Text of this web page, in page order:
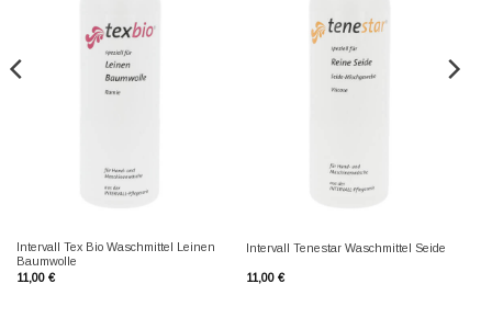
Intervall Tex Bio Waschmittel Leinen
Baumwolle
11,00 €
Intervall Tenestar Waschmittel Seide
11,00 €